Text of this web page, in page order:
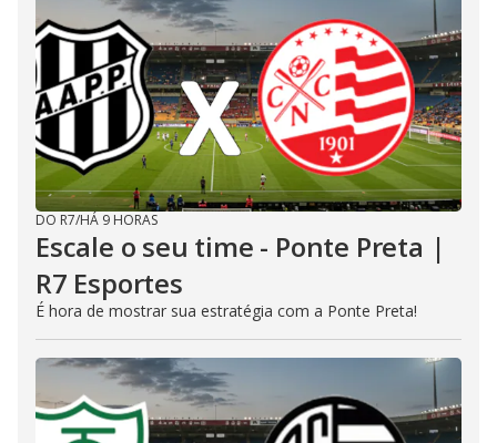
DO R7/HÁ 9 HORAS
Escale o seu time - Ponte Preta |
R7 Esportes
É hora de mostrar sua estratégia com a Ponte Preta!